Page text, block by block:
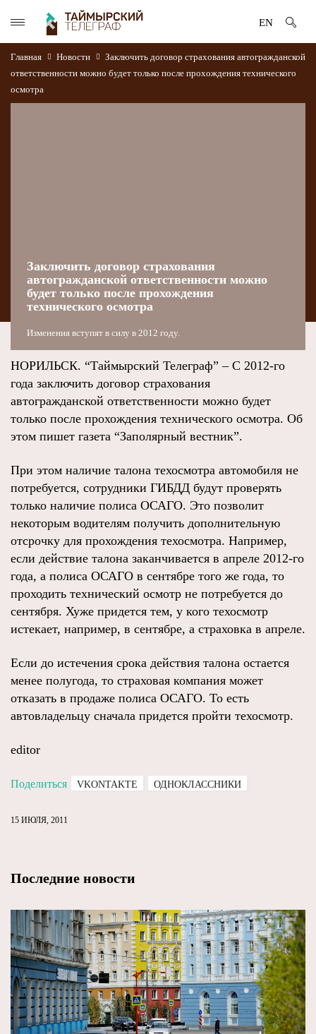
EN
Главная Новости
Заключить договор страхования автогражданской
ответственности можно будет только после прохождения технического
осмотра
Заключить договор страхования
автогражданской ответственности можно
будет только после прохождения
технического осмотра
Изменения вступят в силу в 2012 году.
НОРИЛЬСК. “Таймырский Телеграф” – С 2012-го
года заключить договор страхования
автогражданской ответственности можно будет
только после прохождения технического осмотра. Об
этом пишет газета “Заполярный вестник”.
При этом наличие талона техосмотра автомобиля не
потребуется, сотрудники ГИБДД будут проверять
только наличие полиса ОСАГО. Это позволит
некоторым водителям получить дополнительную
отсрочку для прохождения техосмотра. Например,
если действие талона заканчивается в апреле 2012-го
года, а полиса ОСАГО в сентябре того же года, то
проходить технический осмотр не потребуется до
сентября. Хуже придется тем, у кого техосмотр
истекает, например, в сентябре, а страховка в апреле.
Если до истечения срока действия талона остается
менее полугода, то страховая компания может
отказать в продаже полиса ОСАГО. То есть
автовладельцу сначала придется пройти техосмотр.
editor
Поделиться VKONTAKTE ОДНОКЛАССНИКИ
15 ИЮЛЯ, 2011
Последние новости